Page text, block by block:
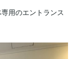
用のエントランス